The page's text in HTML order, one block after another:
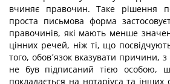
вчиняє правочин. Таке рішення
проста письмова форма
правочинів, які мають менше
цінних речей, ніж ті, що
того, обов´язок вказувати причини,
не був підписаний тією особою,
покладається на нотаріуса та